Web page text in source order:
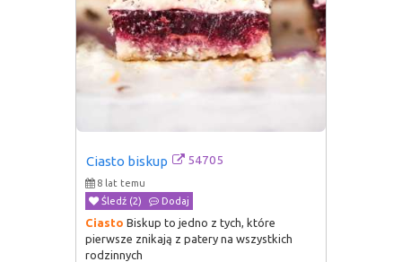
Ciasto biskup 54705
8 lat temu
Śledź (2)
Dodaj
Ciasto Biskup to jedno z tych, które
pierwsze znikają z patery na wszystkich
rodzinnych